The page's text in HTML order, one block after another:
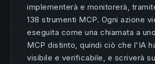
implementerà e monitorerà,
138 strumenti MCP. Ogni azione
eseguita come una chiamata a
MCP distinto, quindi ciò che l'IA
visibile e verificabile, e scriverà